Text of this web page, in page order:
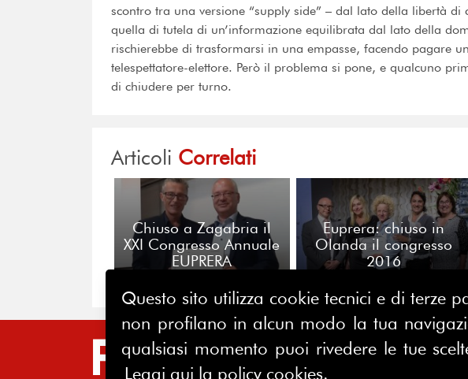
scontro tra una versione “supply side” – dal lato della libertà di
quella di tutela di un’informazione equilibrata dal lato della
rischierebbe di trasformarsi in una empasse, facendo pagare
telespettatore-elettore. Però il problema si pone, e qualcuno
di chiudere per turno.
Articoli Correlati
Chiuso a Zagabria il
XXI Congresso Annuale
EUPRERA
Euprera: chiuso in
Olanda il congresso
2016
SITE MAP
Questo sito utilizza cookie tecnici e di terze
non profilano in alcun modo la tua
qualsiasi momento puoi rivedere le tue
Leggi qui la policy cookies.